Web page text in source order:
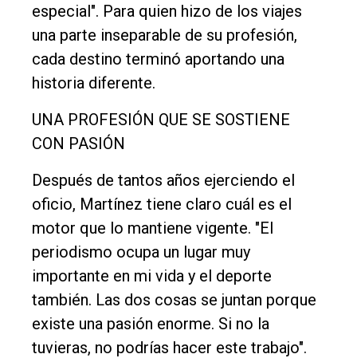
especial". Para quien hizo de los viajes
una parte inseparable de su profesión,
cada destino terminó aportando una
historia diferente.
UNA PROFESIÓN QUE SE SOSTIENE
CON PASIÓN
Después de tantos años ejerciendo el
oficio, Martínez tiene claro cuál es el
motor que lo mantiene vigente. "El
periodismo ocupa un lugar muy
importante en mi vida y el deporte
también. Las dos cosas se juntan porque
existe una pasión enorme. Si no la
tuvieras, no podrías hacer este trabajo".